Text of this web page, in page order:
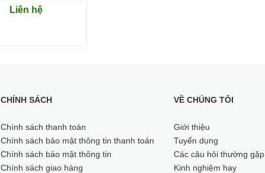
Liên hệ
CHÍNH SÁCH
Chính sách thanh toán
Chính sách bảo mật thông tin thanh toán
Chính sách bảo mật thông tin
Chính sách giao hàng
VỀ CHÚNG TÔI
Giới thiệu
Tuyển dụng
Các câu hỏi thường gặp
Kinh nghiệm hay